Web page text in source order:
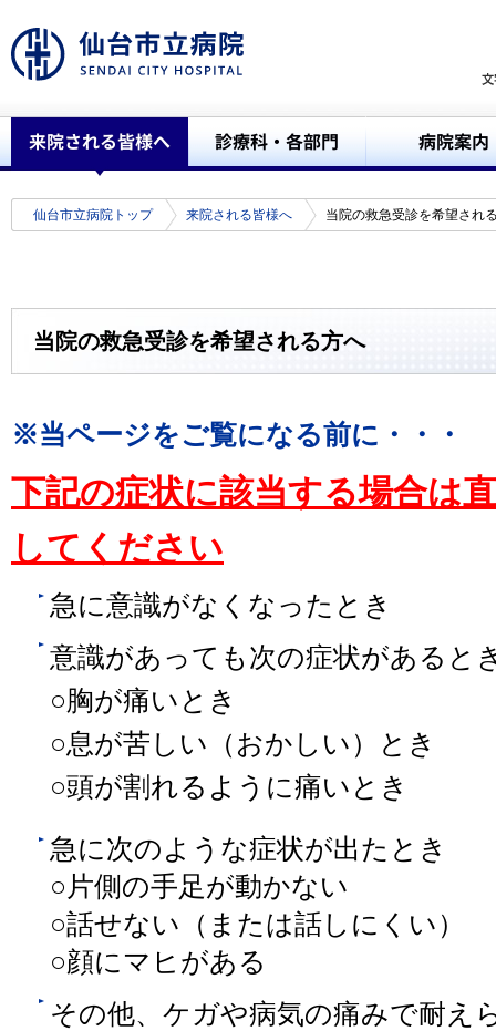
仙台市立病院トップ 来院される皆様へ 当院の救急受診を希望され
当院の救急受診を希望される方へ
※当ページをご覧になる前に・・・
下記の症状に該当する場合は
してください
急に意識がなくなったとき
意識があっても次の症状があると
○胸が痛いとき
○息が苦しい（おかしい）とき
○頭が割れるように痛いとき
急に次のような症状が出たとき
○片側の手足が動かない
○話せない（または話しにくい）
○顔にマヒがある
その他、ケガや病気の痛みで耐え